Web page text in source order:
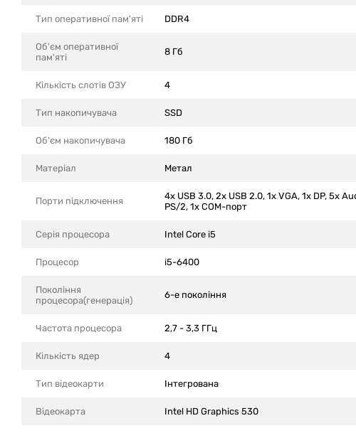
Тип оперативної пам'яті DDR4
Об'єм оперативної
пам'яті
8 Гб
Кількість слотів ОЗУ 4
Тип накопичувача SSD
Об'єм накопичувача 180 Гб
Матеріал Метал
Порти підключення
4x USB 3.0, 2x USB 2.0, 1x VGA, 1x DP, 5x
PS/2, 1x COM-порт
Серія процесора Intel Core i5
Процесор i5-6400
Покоління
процесора(генерація)
6-е покоління
Частота процесора 2,7 - 3,3 ГГц
Кількість ядер 4
Тип відеокарти Інтегрована
Відеокарта Intel HD Graphics 530